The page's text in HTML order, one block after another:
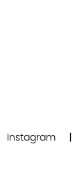
Instagram